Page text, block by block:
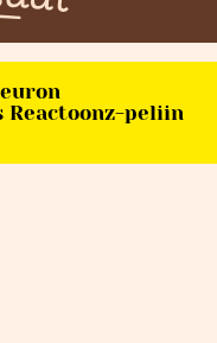
Reactoonz-peliin